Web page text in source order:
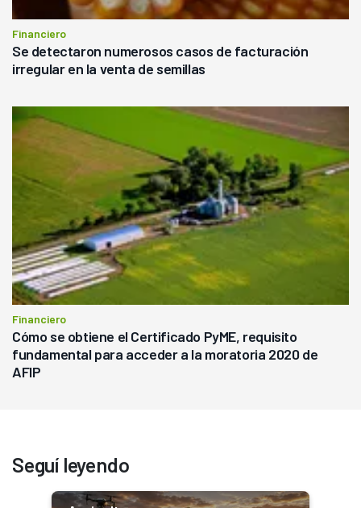
Financiero
Se detectaron numerosos casos de facturación
irregular en la venta de semillas
Financiero
Cómo se obtiene el Certificado PyME, requisito
fundamental para acceder a la moratoria 2020 de
AFIP
Seguí leyendo